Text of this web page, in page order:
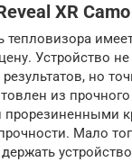
XR Camo
Устройство
но
из
Мало